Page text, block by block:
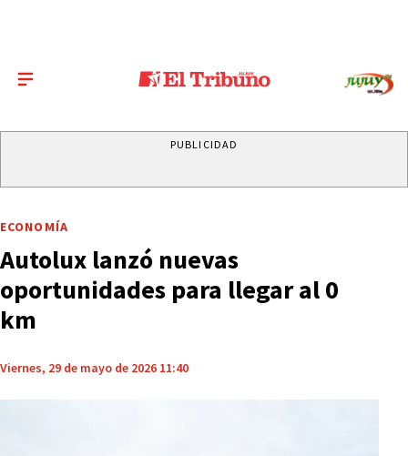
PUBLICIDAD
ECONOMÍA
Autolux lanzó nuevas
oportunidades para llegar al 0
km
Viernes, 29 de mayo de 2026 11:40